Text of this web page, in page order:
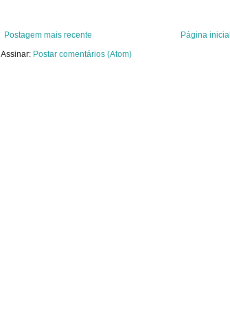
Postagem mais recente
Página inicial
Assinar: Postar comentários (Atom)